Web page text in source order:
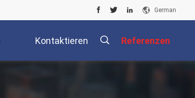
German
Kontaktieren Referenzen